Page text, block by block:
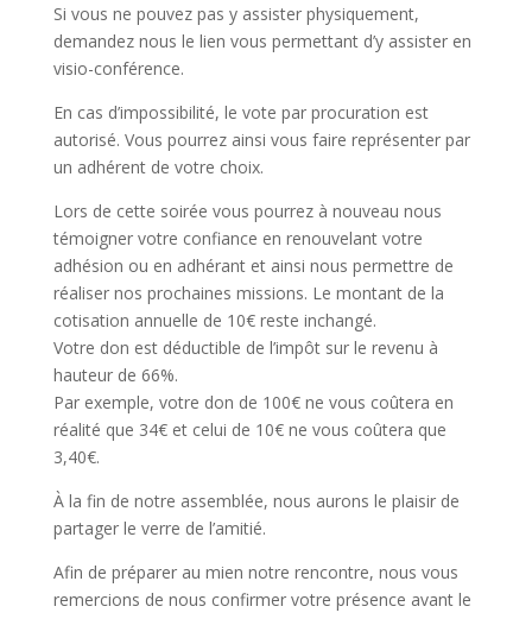
Si vous ne pouvez pas y assister physiquement,
demandez nous le lien vous permettant d’y assister en
visio-conférence.
En cas d’impossibilité, le vote par procuration est
autorisé. Vous pourrez ainsi vous faire représenter par
un adhérent de votre choix.
Lors de cette soirée vous pourrez à nouveau nous
témoigner votre confiance en renouvelant votre
adhésion ou en adhérant et ainsi nous permettre de
réaliser nos prochaines missions. Le montant de la
cotisation annuelle de 10€ reste inchangé.
Votre don est déductible de l’impôt sur le revenu à
hauteur de 66%.
Par exemple, votre don de 100€ ne vous coûtera en
réalité que 34€ et celui de 10€ ne vous coûtera que
3,40€.
À la fin de notre assemblée, nous aurons le plaisir de
partager le verre de l’amitié.
Afin de préparer au mien notre rencontre, nous vous
remercions de nous confirmer votre présence avant le